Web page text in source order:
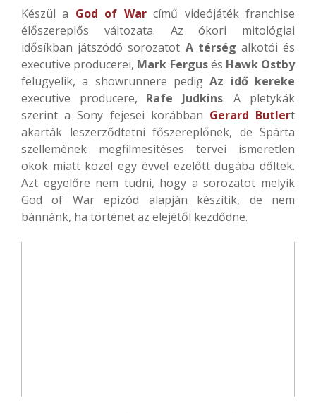
Készül a God of Warcímű videójáték franchise
élőszereplős változata. Az ókori mitológiai
idősíkban játszódó sorozatot A térség alkotói és
executive producerei, Mark Fergusés Hawk Ostby
felügyelik, a showrunnere pedigAz idő kereke
executive producere, Rafe Judkins. A pletykák
szerint a Sony fejesei korábban Gerard Butlert
akarták leszerződtetni főszereplőnek, de Spárta
szellemének megfilmesítéses tervei ismeretlen
okok miatt közel egy évvel ezelőtt dugába dőltek.
Azt egyelőre nem tudni, hogy a sorozatot melyik
God of War epizód alapján készítik, de nem
bánnánk, ha történet az elejétől kezdődne.